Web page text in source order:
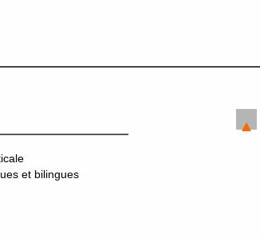
et bilingues